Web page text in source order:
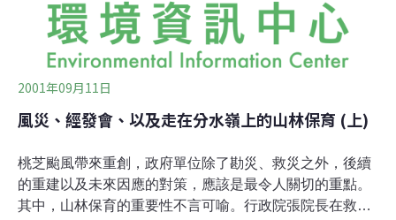
理，另一方面則是強力檢討台灣山林資源不當且不義的利
用模式。這些主張所引起的
2001年09月11日
風災、經發會、以及走在分水嶺上的山林保育 (上)
桃芝颱風帶來重創，政府單位除了勘災、救災之外，後續
的重建以及未來因應的對策，應該是最令人關切的重點。
其中，山林保育的重要性不言可喻。行政院張院長在救災